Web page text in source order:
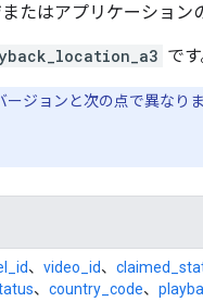
たはアプリケーショ
です
ジョンと次の点で異なりま
、 video_id、
、 country_code、